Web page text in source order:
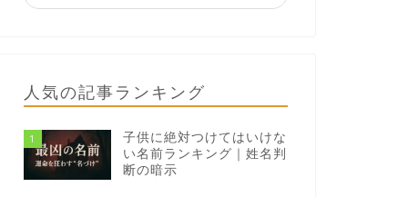
人気の記事ランキング
1
子供に絶対つけてはいけな
い名前ランキング｜姓名判
断の暗示